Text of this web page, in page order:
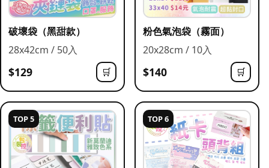
破壞袋（黑甜款）
28x42cm / 50入
$129 🛒
粉色氣泡袋（霧面）
20x28cm / 10入
$140 🛒
TOP 5 TOP 6